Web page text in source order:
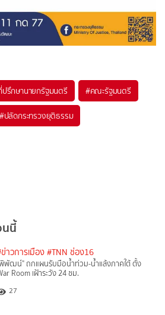
ปรึกษานายกรัฐมนตรี #คณะรัฐมนตรี
#ปลัดกระทรวงยุติธรรม
นี้
าวการเมือง #TNN ช่อง16
พัฒน์" ถกแผนรับมือน้ำท่วม-น้ำแล้งภาคใต้ ตั้ง
Room เฝ้าระวัง 24 ชม.
27